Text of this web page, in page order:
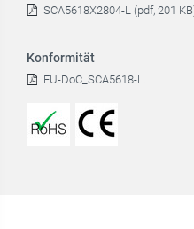
SCA5618X2804-L (pdf, 201
Konformität
EU-DoC_SCA5618-L.